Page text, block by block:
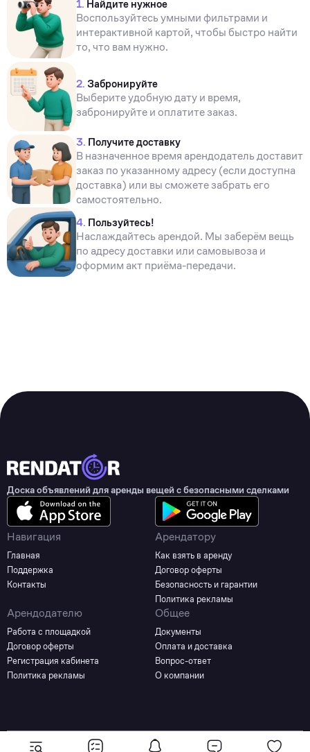
1. Найдите нужное
Воспользуйтесь умными фильтрами и
интерактивной картой, чтобы быстро найти
то, что вам нужно.
2. Забронируйте
Выберите удобную дату и время,
забронируйте и оплатите заказ.
3. Получите доставку
В назначенное время арендодатель доставит
заказ по указанному адресу (если доступна
доставка) или вы сможете забрать его
самостоятельно.
4. Пользуйтесь!
Наслаждайтесь арендой. Мы заберём вещь
по адресу доставки или самовывоза и
оформим акт приёма-передачи.
Доска объявлений для аренды вещей с безопасными сделками
Навигация
Главная
Поддержка
Контакты
Арендатору
Как взять в аренду
Договор оферты
Безопасность и гарантии
Политика рекламы
Арендодателю
Работа с площадкой
Договор оферты
Регистрация кабинета
Политика рекламы
Общее
Документы
Оплата и доставка
Вопрос-ответ
О компании